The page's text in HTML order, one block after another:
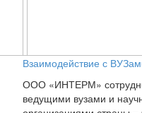
Взаимодействие с
ООО «ИНТЕРМ»
ведущими вузами и